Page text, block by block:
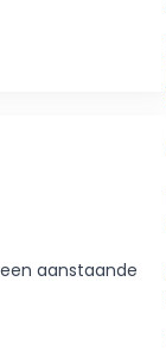
aanstaande